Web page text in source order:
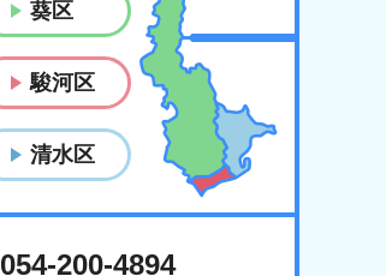
葵区
駿河区
清水区
054-200-4894